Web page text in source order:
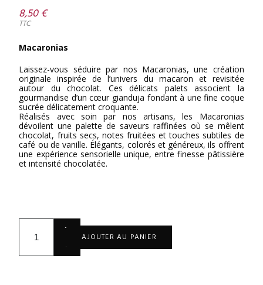
8,50 €
TTC
Macaronias
Laissez-vous séduire par nos Macaronias, une création
originale inspirée de l’univers du macaron et revisitée
autour du chocolat. Ces délicats palets associent la
gourmandise d’un cœur gianduja fondant à une fine coque
sucrée délicatement croquante.
Réalisés avec soin par nos artisans, les Macaronias
dévoilent une palette de saveurs raffinées où se mêlent
chocolat, fruits secs, notes fruitées et touches subtiles de
café ou de vanille. Élégants, colorés et généreux, ils offrent
une expérience sensorielle unique, entre finesse pâtissière
et intensité chocolatée.
+
-
AJOUTER AU PANIER